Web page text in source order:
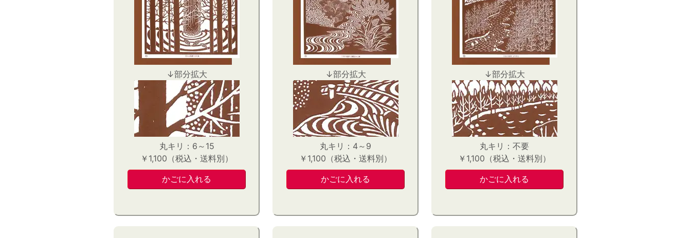
↓部分拡大
丸キリ：6～15
￥1,100（税込・送料別）
↓部分拡大
丸キリ：4～9
￥1,100（税込・送料別）
↓部分拡大
丸キリ：不要
￥1,100（税込・送料別）